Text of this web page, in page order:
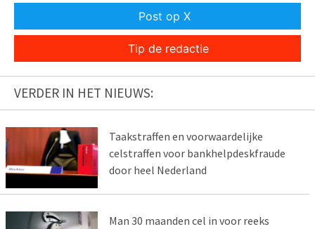
Post op X
Tip de redactie
VERDER IN HET NIEUWS:
Taakstraffen en voorwaardelijke
celstraffen voor bankhelpdeskfraude
door heel Nederland
Man 30 maanden cel in voor reeks